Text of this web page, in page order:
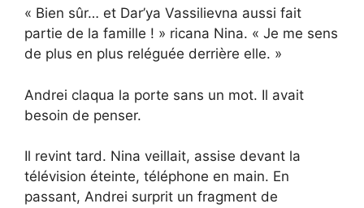
« Bien sûr… et Dar’ya Vassilievna aussi fait
partie de la famille ! » ricana Nina. « Je me sens
de plus en plus reléguée derrière elle. »
Andrei claqua la porte sans un mot. Il avait
besoin de penser.
Il revint tard. Nina veillait, assise devant la
télévision éteinte, téléphone en main. En
passant, Andrei surprit un fragment de